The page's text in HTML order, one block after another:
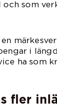
som
i
ha som
fler